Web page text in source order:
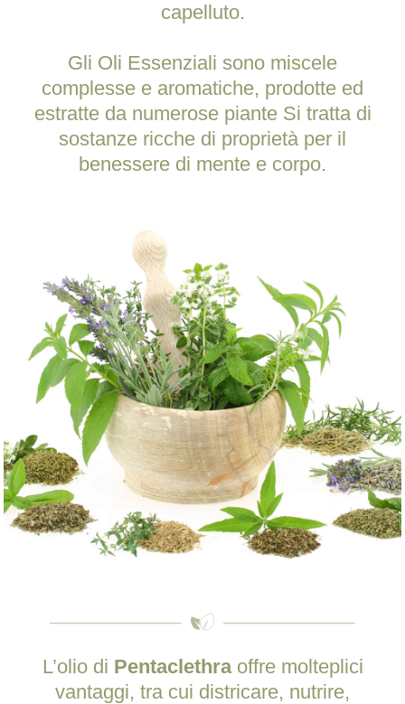
capelluto.
Gli Oli Essenziali sono miscele
complesse e aromatiche, prodotte ed
estratte da numerose piante Si tratta di
sostanze ricche di proprietà per il
benessere di mente e corpo.
L’olio di Pentaclethra offre molteplici
vantaggi, tra cui districare, nutrire,